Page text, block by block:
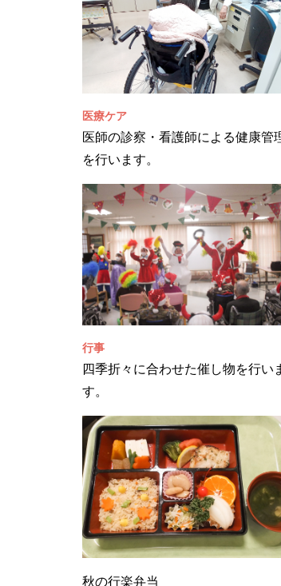
医療ケア
医師の診察・看護師による健康管
を行います。
行事
四季折々に合わせた催し物を行い
す。
秋の行楽弁当